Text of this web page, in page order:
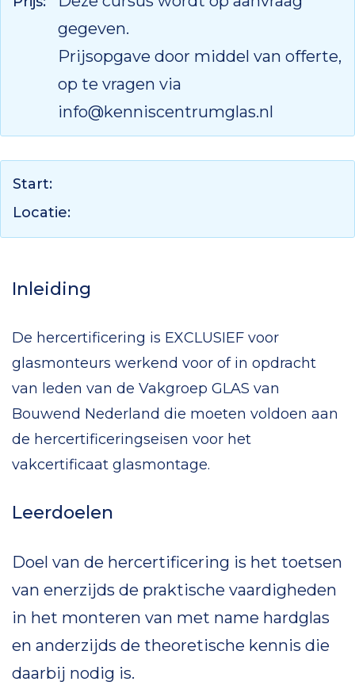
gegeven.
Prijsopgave door middel van offerte,
op te vragen via
info@kenniscentrumglas.nl
Start:
Locatie:
Inleiding
De hercertificering is EXCLUSIEF voor
glasmonteurs werkend voor of in opdracht
van leden van de Vakgroep GLAS van
Bouwend Nederland die moeten voldoen aan
de hercertificeringseisen voor het
vakcertificaat glasmontage.
Leerdoelen
Doel van de hercertificering is het toetsen
van enerzijds de praktische vaardigheden
in het monteren van met name hardglas
en anderzijds de theoretische kennis die
daarbij nodig is.